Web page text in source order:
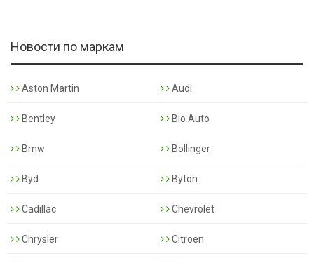
Новости по маркам
Aston Martin Audi
Bentley Bio Auto
Bmw Bollinger
Byd Byton
Cadillac Chevrolet
Chrysler Citroen